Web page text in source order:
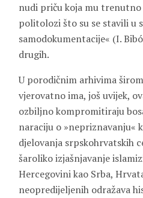
nudi priču koja mu
politolozi što su se stavili u
samodokumentacije« (I.
drugih.
U porodičnim arhivima
vjerovatno ima, još uvijek,
ozbiljno kompromitiraju
naraciju o »nepriznavanju«
djelovanja srpskohrvatskih
šaroliko izjašnjavanje
Hercegovini kao Srba,
neopredijeljenih odražava